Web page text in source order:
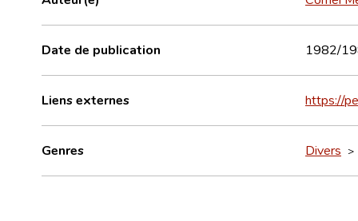
Date de publication 1982/
Liens externes https://
Genres Divers >